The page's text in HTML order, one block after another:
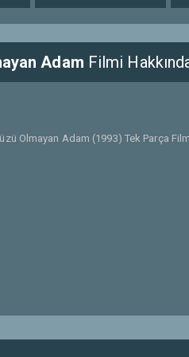
Adam Filmi
Olmayan Adam (1993) Tek Parça